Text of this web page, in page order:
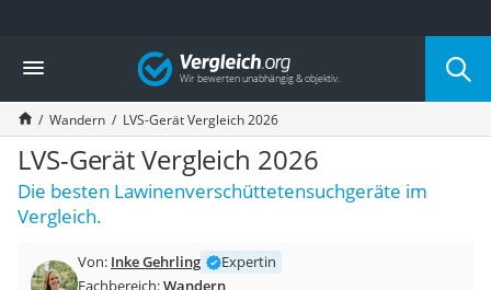
Die beliebtesten Vergleiche nach Kategorie
Freizeit & Sport
Gartentrampolin
Trampolin
Metalldetektor
Eufab-Fahrradträger
Trampolin 366 cm
Fahrradschloss
Futterboot
Vergleich
Wandern LVS-Gerät Vergleich 2026
LVS-Gerät Vergleich 2026
Die besten Lawinenverschüttetensuchgeräte im
Vergleich.
Von: Inke Gehrling
Expertin
Fachbereich:Wandern